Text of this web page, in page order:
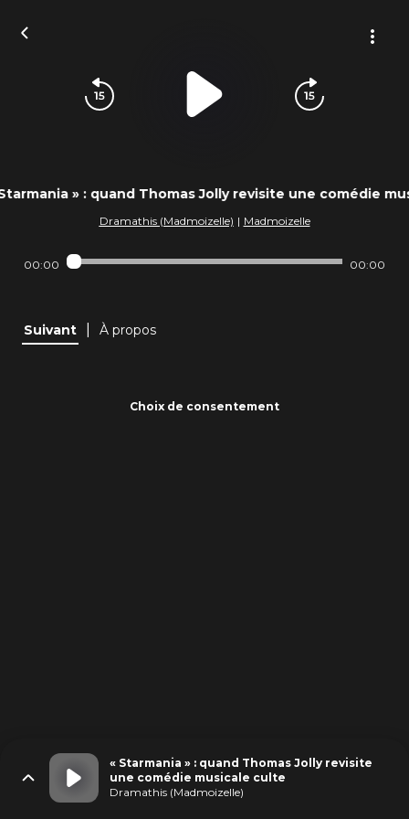
» : quand Thomas Jolly revisite une comédie
Dramathis (Madmoizelle) | Madmoizelle
00:00 00:00
Suivant À propos
Choix de consentement
« Starmania » : quand Thomas Jolly revisite
une comédie musicale culte
Dramathis (Madmoizelle)